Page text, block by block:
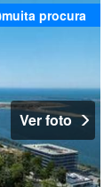
muita procura
Ver foto